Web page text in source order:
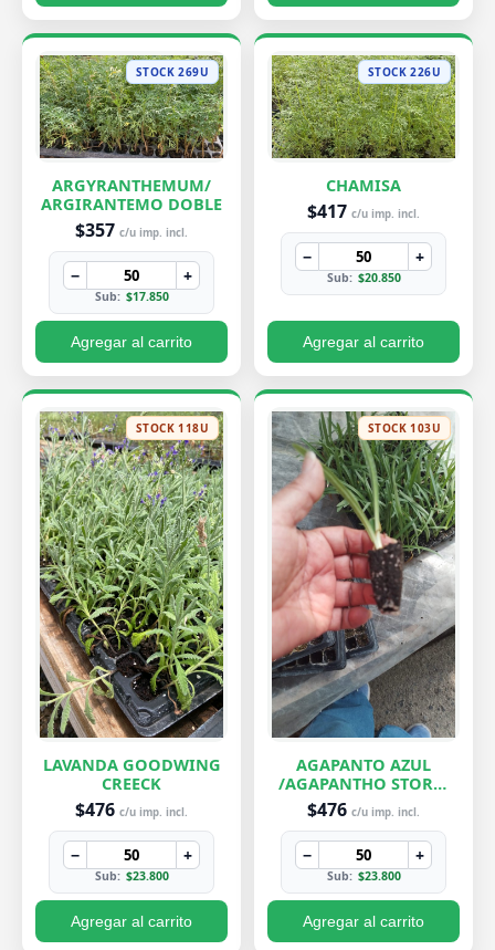
STOCK 269U
ARGYRANTHEMUM/
ARGIRANTEMO DOBLE
$357 c/u imp. incl.
− +
Sub: $17.850
Agregar al carrito
STOCK 226U
CHAMISA
$417 c/u imp. incl.
− +
Sub: $20.850
Agregar al carrito
STOCK 118U
LAVANDA GOODWING
CREECK
$476 c/u imp. incl.
− +
Sub: $23.800
Agregar al carrito
STOCK 103U
AGAPANTO AZUL
/AGAPANTHO STORM
CLOUD
$476 c/u imp. incl.
− +
Sub: $23.800
Agregar al carrito